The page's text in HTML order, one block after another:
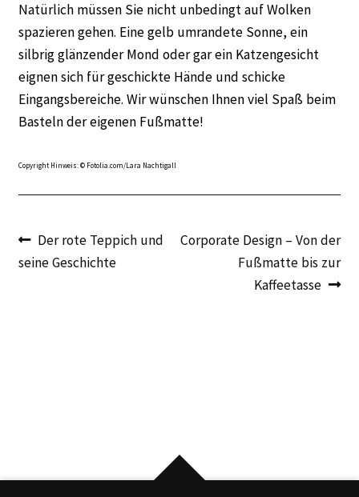
Natürlich müssen Sie nicht unbedingt auf Wolken
spazieren gehen. Eine gelb umrandete Sonne, ein
silbrig glänzender Mond oder gar ein Katzengesicht
eignen sich für geschickte Hände und schicke
Eingangsbereiche. Wir wünschen Ihnen viel Spaß beim
Basteln der eigenen Fußmatte!
Copyright Hinweis: © Fotolia.com/Lara Nachtigall
Beitragsnavigation
Vorheriger
Beitrag:
Der rote Teppich und
seine Geschichte
Nächster
Corporate Design – Von der
Fußmatte bis zur
Kaffeetasse